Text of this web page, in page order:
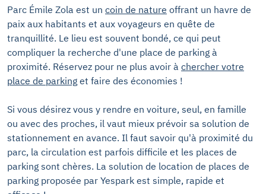
Parc Émile Zola est un coin de nature offrant un havre de
paix aux habitants et aux voyageurs en quête de
tranquillité. Le lieu est souvent bondé, ce qui peut
compliquer la recherche d'une place de parking à
proximité. Réservez pour ne plus avoir à chercher votre
place de parking et faire des économies !
Si vous désirez vous y rendre en voiture, seul, en famille
ou avec des proches, il vaut mieux prévoir sa solution de
stationnement en avance. Il faut savoir qu'à proximité du
parc, la circulation est parfois difficile et les places de
parking sont chères. La solution de location de places de
parking proposée par Yespark est simple, rapide et